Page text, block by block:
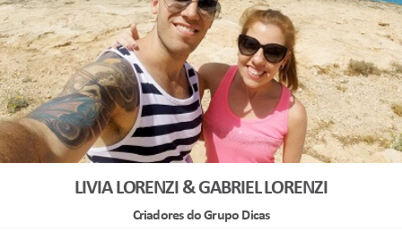
LIVIA LORENZI & GABRIEL LORENZI
Criadores do Grupo Dicas